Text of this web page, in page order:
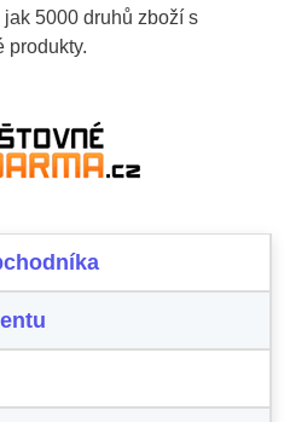
5000 druhů zboží s
produkty.